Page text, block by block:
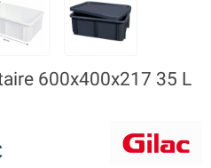
600x400x217 35 L